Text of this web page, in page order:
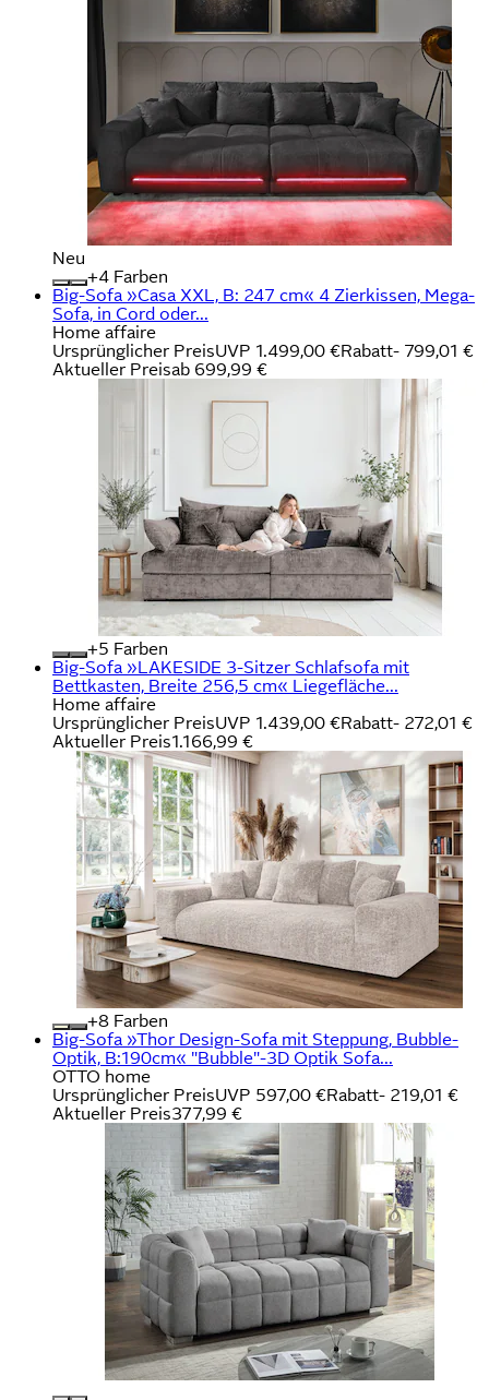
Neu
+
Farben
Big-Sofa »Casa XXL, B: 247 cm« 4 Zierkissen, Mega-
Sofa, in Cord oder...
Home affaire
Ursprünglicher PreisUVP 1.499,00 €Rabatt- 799,01 €
Aktueller Preisab 699,99 €
+
Farben
Big-Sofa »LAKESIDE 3-Sitzer Schlafsofa mit
Bettkasten, Breite 256,5 cm« Liegefläche...
Home affaire
Ursprünglicher PreisUVP 1.439,00 €Rabatt- 272,01 €
Aktueller Preis1.166,99 €
+
Farben
Big-Sofa »Thor Design-Sofa mit Steppung, Bubble-
Optik, B:190cm« "Bubble"-3D Optik Sofa...
OTTO home
Ursprünglicher PreisUVP 597,00 €Rabatt- 219,01 €
Aktueller Preis377,99 €